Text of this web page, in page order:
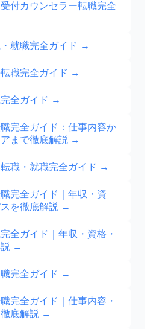
付カウンセラー転職完全
就職完全ガイド →
職完全ガイド →
全ガイド →
完全ガイド：仕事内容か
まで徹底解説 →
職・就職完全ガイド →
完全ガイド｜年収・資
を徹底解説 →
全ガイド｜年収・資格・
→
完全ガイド →
完全ガイド｜仕事内容・
底解説 →